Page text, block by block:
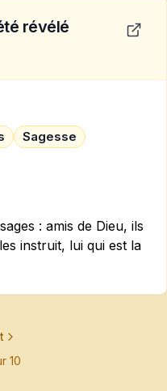
révélé
Sagesse
: amis de Dieu, ils
instruit, lui qui est la
10